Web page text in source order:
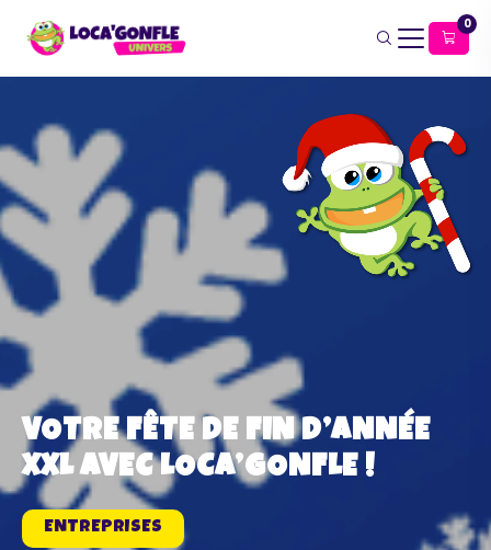
0
VOTRE FÊTE DE FIN D’ANNÉE
XXL AVEC LOCA’GONFLE !
ENTREPRISES